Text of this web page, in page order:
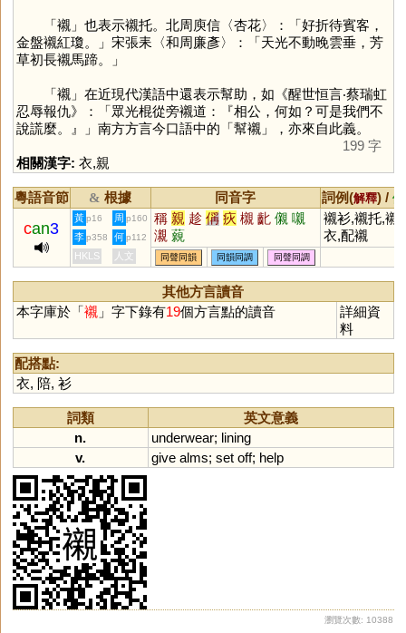
「 襯」也表示襯托。北周庾信〈杏花〉：「好折待賓客，
金盤襯紅瓊。」宋張耒〈和周廉彥〉：「天光不動晚雲垂，芳
草初長襯馬蹄。」
「 襯」在近現代漢語中還表示幫助，如《醒世恒言‧蔡瑞虹
忍辱報仇》：「眾光棍從旁襯道：『相公，何如？可是我們不
說謊麼。』」南方方言今口語中的「幫襯」，亦來自此義。
199 字
相關漢字: 衣,親
粵語音節 & 根據 同音字 詞例(解釋) /
can3
黃 p16 周 p160 稱 親 趁 偁 疢 櫬 齔 儭 嚫
瀙 藽
襯衫,襯托,襯
衣,配襯
李 p358 何 p112
HKLS 人文 同聲同韻 同韻同調 同聲同調
其他方言讀音
本字庫於「襯」字下錄有19個方言點的讀音
詳細資
料
配搭點:
衣, 陪, 衫
詞類
英文意義
n.
underwear; lining
v.
give alms; set off; help
瀏覽次數: 10388